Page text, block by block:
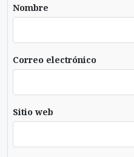
Nombre
Correo electrónico
Sitio web